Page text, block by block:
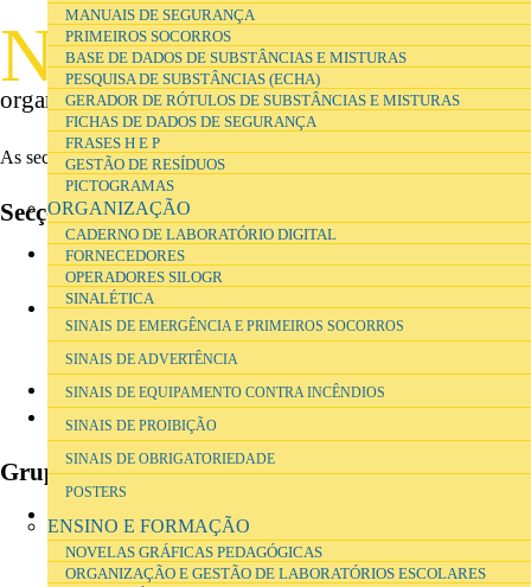
MANUAIS DE SEGURANÇA
PRIMEIROS SOCORROS
BASE DE DADOS DE SUBSTÂNCIAS E MISTURAS
PESQUISA DE SUBSTÂNCIAS (ECHA)
GERADOR DE RÓTULOS DE SUBSTÂNCIAS E MISTURAS
FICHAS DE DADOS DE SEGURANÇA
FRASES H E P
GESTÃO DE RESÍDUOS
PICTOGRAMAS
ORGANIZAÇÃO
CADERNO DE LABORATÓRIO DIGITAL
FORNECEDORES
OPERADORES SILOGR
SINALÉTICA
SINAIS DE EMERGÊNCIA E PRIMEIROS SOCORROS
SINAIS DE ADVERTÊNCIA
SINAIS DE EQUIPAMENTO CONTRA INCÊNDIOS
SINAIS DE PROIBIÇÃO
SINAIS DE OBRIGATORIEDADE
POSTERS
ENSINO E FORMAÇÃO
NOVELAS GRÁFICAS PEDAGÓGICAS
ORGANIZAÇÃO E GESTÃO DE LABORATÓRIOS ESCOLARES
N o caderno de laboratório digital pode
encontrar toda a informação essencial para
organização e gestão dos laboratórios escolares.
As secções deste caderno relevantes para a organização e gestão são:
Secções
Gestão diária - secção de entrada no caderno de laboratório
digital, com toda a informação para consulta rápida no dia-a-dia
Inventário - com toda a informação sobre inventário de materiais
e equipamentos, stocks de substâncias e misturas e informação
para organização e gestão de substâncias e misturas
Gestão ambiental - com informação sobre gestão de resíduos
Sinalética - com etiquetas, rótulos, símbolos e posters úteis nos
laboratórios escolares
Grupos de secções
Actividades laboratoriais - com cada secção dedicada a uma
disciplina por ano curricular, contém protocolos e informação de
apoio às respectivas actividades laboratoriais